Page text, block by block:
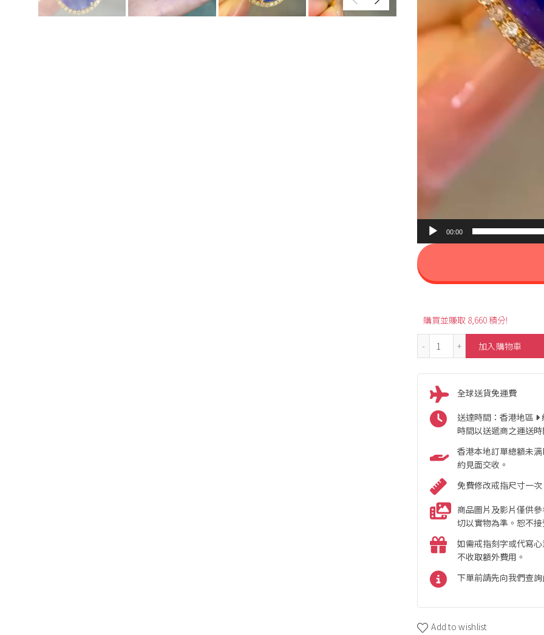
00:00
購買並賺取 8,660 積分!
21.30ct Cabochon
加入購物車
全球送貨免運費
送達時間：香港地區
時間以送遞商之運送
香港本地訂單總額未
約見面交收。
免費修改戒指尺寸一次
商品圖片及影片僅供
切以實物為準。恕不
如需戒指刻字或代寫
不收取額外費用。
下單前請先向我們查
Add to wishlist